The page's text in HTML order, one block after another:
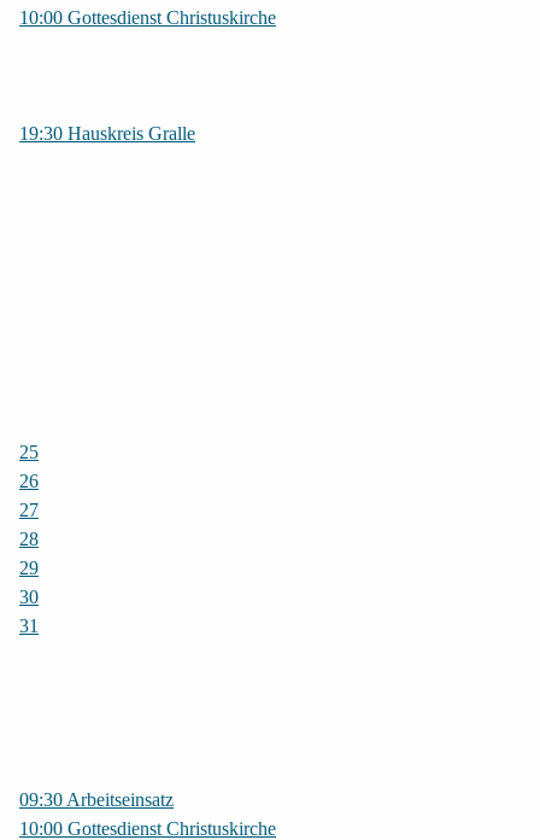
10:00 Gottesdienst Christuskirche
19:30 Hauskreis Gralle
25
26
27
28
29
30
31
09:30 Arbeitseinsatz
10:00 Gottesdienst Christuskirche